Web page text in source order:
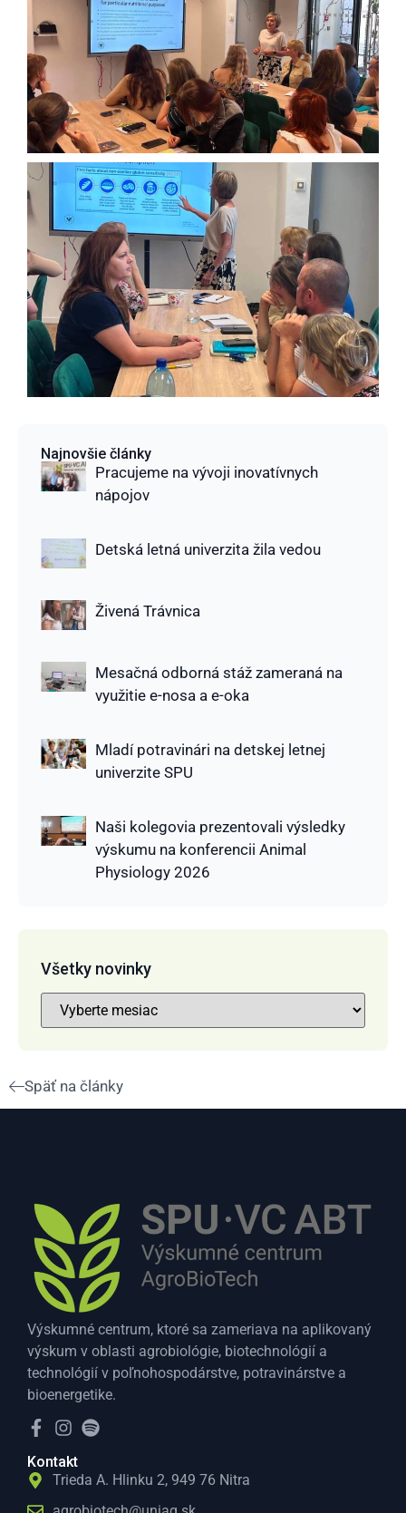
Najnovšie články
Pracujeme na vývoji inovatívnych
nápojov
Detská letná univerzita žila vedou
Živená Trávnica
Mesačná odborná stáž zameraná na
využitie e-nosa a e-oka
Mladí potravinári na detskej letnej
univerzite SPU
Naši kolegovia prezentovali výsledky
výskumu na konferencii Animal
Physiology 2026
Všetky novinky
Späť na články
Výskumné centrum, ktoré sa zameriava na aplikovaný
výskum v oblasti agrobiológie, biotechnológií a
technológií v poľnohospodárstve, potravinárstve a
bioenergetike.
Kontakt
Trieda A. Hlinku 2, 949 76 Nitra